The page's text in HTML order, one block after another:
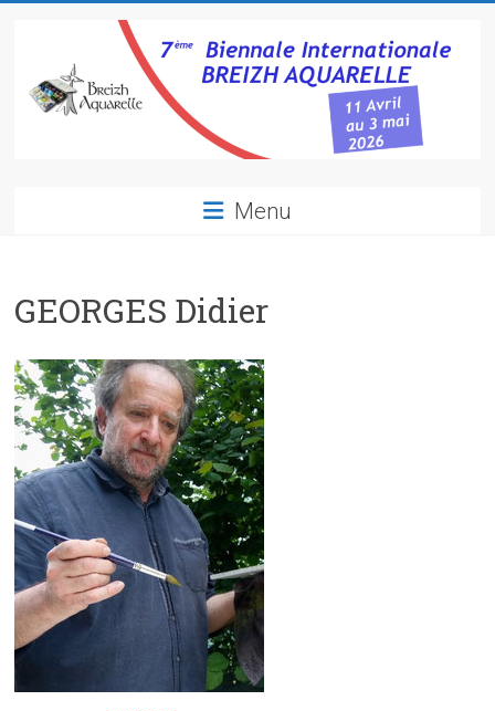
biennale
internationale
Menu
GEORGES Didier